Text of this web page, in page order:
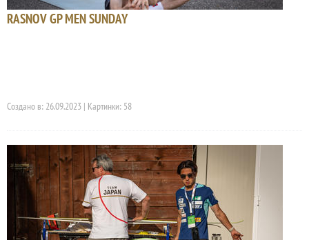
RASNOV GP MEN SUNDAY
Создано в: 26.09.2023 | Картинки: 58